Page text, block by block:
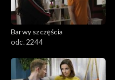
Barwy szczęścia
odc. 2244